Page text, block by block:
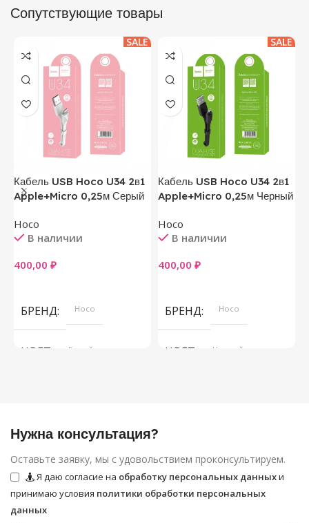
Сопутствующие товары
SALE
Кабель USB Hoco U34 2в1
Apple+Micro 0,25м Серый
Hoco
В наличии
400,00 ₽
БРЕНД Hoco
ЦВЕТ Белый
SALE
Кабель USB Hoco U34 2в1
Apple+Micro 0,25м Черный
Hoco
В наличии
400,00 ₽
БРЕНД Hoco
ЦВЕТ Черный
Нужна консультация?
Оставьте заявку, мы с удовольствием проконсультируем.
Я даю согласие на обработку персональных данныхи
принимаю условия политики обработки персональных
данных